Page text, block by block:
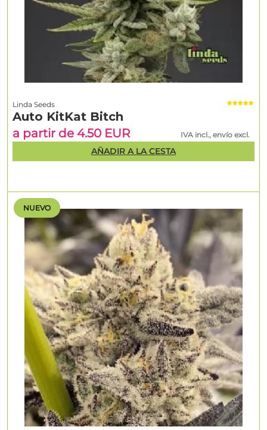
NUEVO
Linda Seeds
Auto KitKat Bitch
a partir de 4.50 EUR
IVA incl., envío excl.
AÑADIR A LA CESTA